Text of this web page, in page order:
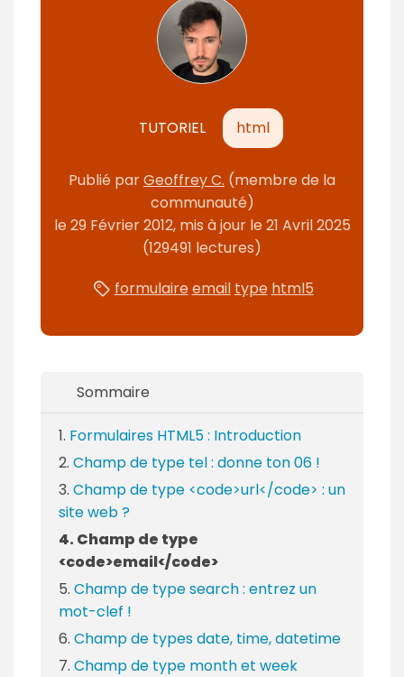
TUTORIEL html
Publié parGeoffrey C. (membre de la
communauté)
le29 Février 2012, mis à jour le21 Avril 2025
(129491 lectures)
formulaireemail type html5
Sommaire
Formulaires HTML5 : Introduction
Champ de type tel : donne ton 06 !
Champ de type <code>url</code> : un
site web ?
Champ de type
<code>email</code>
Champ de type search : entrez un
mot-clef !
Champ de types date, time, datetime
Champ de type month et week